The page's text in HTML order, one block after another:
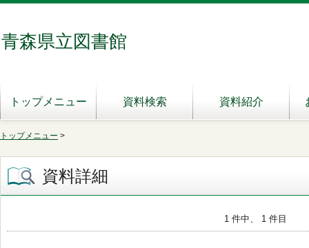
青森県立図書館
トップメニュー 資料検索 資料紹介
トップメニュー >
資料詳細
1 件中、 1 件目